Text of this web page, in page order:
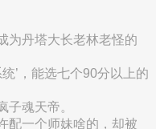
为丹塔大长老林老怪的
’，能选七个90分以上的
子魂天帝。
配一个师妹啥的，却被